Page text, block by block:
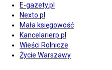
E-gazety.pl
Nexto.pl
Mała księgowość
Kancelarierp.pl
Wieści Rolnicze
Życie Warszawy